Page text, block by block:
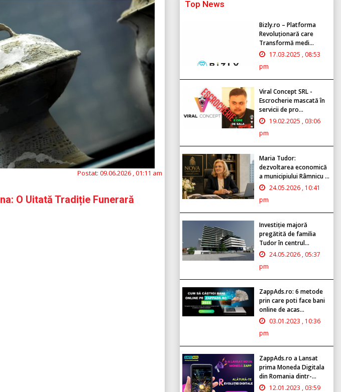
Postat: 09.06.2026 , 01:11 am
O Uitată Tradiție Funerară
Top News
Bizly.ro – Platforma
Revoluționară care
Transformă medi...
17.03.2025 , 08:53
pm
Viral Concept SRL -
Escrocherie mascată în
servicii de pro...
19.02.2025 , 03:06
pm
Maria Tudor:
dezvoltarea economică
a municipiului Râmnicu ...
24.05.2026 , 10:41
pm
Investiție majoră
pregătită de familia
Tudor în centrul...
24.05.2026 , 05:37
pm
ZappAds.ro: 6 metode
prin care poti face bani
online de acas...
03.01.2023 , 10:36
pm
ZappAds.ro a Lansat
prima Moneda Digitala
din Romania dintr-...
12.01.2023 , 03:59